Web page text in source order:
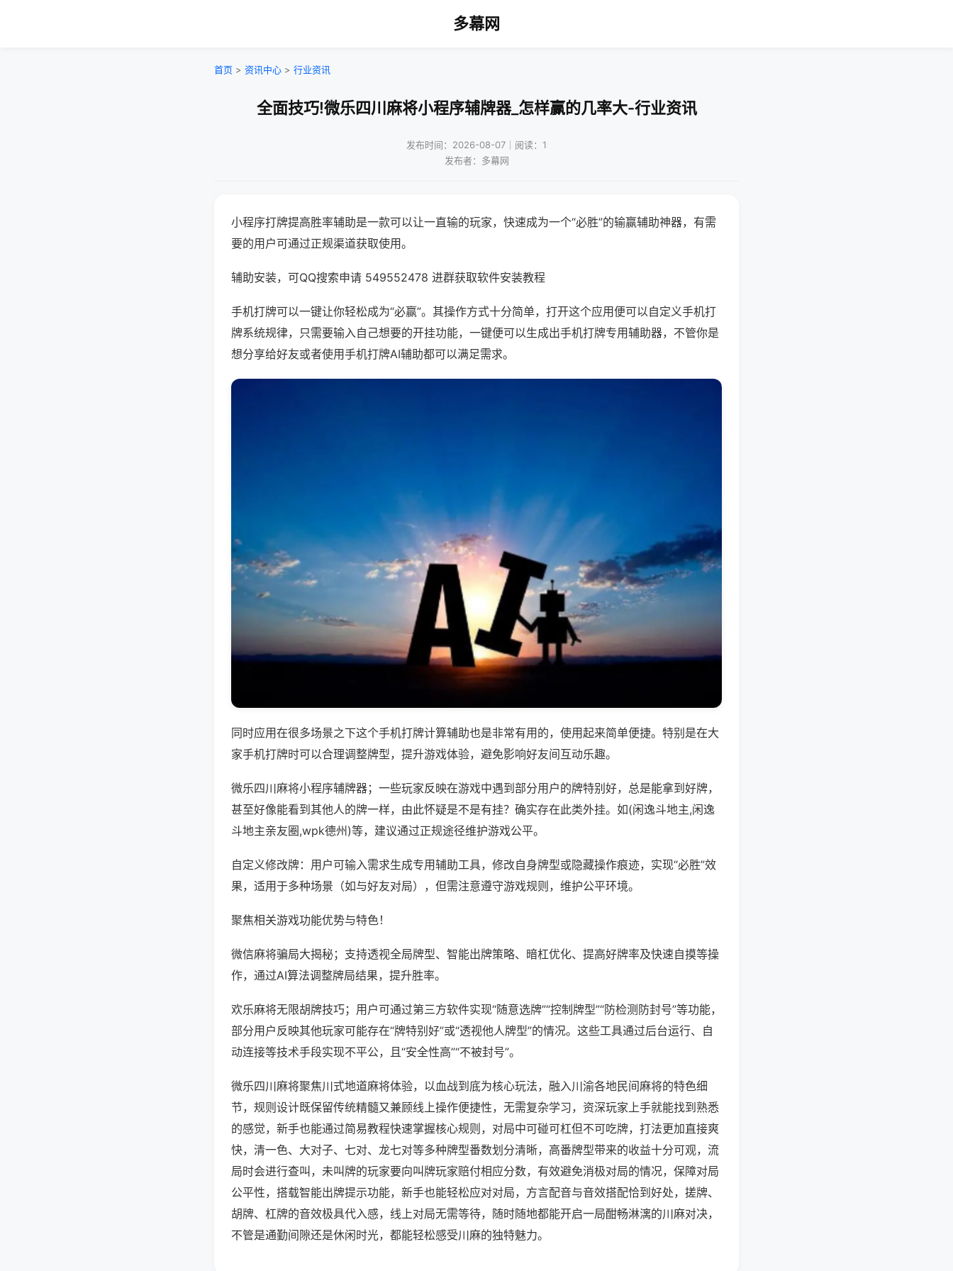
多幕网
首页 > 资讯中心 > 行业资讯
全面技巧!微乐四川麻将小程序辅牌器_怎样赢的几率大-行业资讯
发布时间：2026-08-07｜阅读：1
发布者：多幕网
小程序打牌提高胜率辅助是一款可以让一直输的玩家，快速成为一个“必胜”的输赢辅助神器，有需
要的用户可通过正规渠道获取使用。
辅助安装，可QQ搜索申请 549552478 进群获取软件安装教程
手机打牌可以一键让你轻松成为“必赢”。其操作方式十分简单，打开这个应用便可以自定义手机打
牌系统规律，只需要输入自己想要的开挂功能，一键便可以生成出手机打牌专用辅助器，不管你是
想分享给好友或者使用手机打牌AI辅助都可以满足需求。
同时应用在很多场景之下这个手机打牌计算辅助也是非常有用的，使用起来简单便捷。特别是在大
家手机打牌时可以合理调整牌型，提升游戏体验，避免影响好友间互动乐趣。
微乐四川麻将小程序辅牌器；一些玩家反映在游戏中遇到部分用户的牌特别好，总是能拿到好牌，
甚至好像能看到其他人的牌一样，由此怀疑是不是有挂？确实存在此类外挂。如(闲逸斗地主,闲逸
斗地主亲友圈,wpk德州)等，建议通过正规途径维护游戏公平。
自定义修改牌：用户可输入需求生成专用辅助工具，修改自身牌型或隐藏操作痕迹，实现“必胜”效
果，适用于多种场景（如与好友对局），但需注意遵守游戏规则，维护公平环境。
聚焦相关游戏功能优势与特色！
微信麻将骗局大揭秘；支持透视全局牌型、智能出牌策略、暗杠优化、提高好牌率及快速自摸等操
作，通过AI算法调整牌局结果，提升胜率。
欢乐麻将无限胡牌技巧；用户可通过第三方软件实现“随意选牌”“控制牌型”“防检测防封号”等功能，
部分用户反映其他玩家可能存在“牌特别好”或“透视他人牌型”的情况。这些工具通过后台运行、自
动连接等技术手段实现不平公，且“安全性高”“不被封号”。
微乐四川麻将聚焦川式地道麻将体验，以血战到底为核心玩法，融入川渝各地民间麻将的特色细
节，规则设计既保留传统精髓又兼顾线上操作便捷性，无需复杂学习，资深玩家上手就能找到熟悉
的感觉，新手也能通过简易教程快速掌握核心规则，对局中可碰可杠但不可吃牌，打法更加直接爽
快，清一色、大对子、七对、龙七对等多种牌型番数划分清晰，高番牌型带来的收益十分可观，流
局时会进行查叫，未叫牌的玩家要向叫牌玩家赔付相应分数，有效避免消极对局的情况，保障对局
公平性，搭载智能出牌提示功能，新手也能轻松应对对局，方言配音与音效搭配恰到好处，搓牌、
胡牌、杠牌的音效极具代入感，线上对局无需等待，随时随地都能开启一局酣畅淋漓的川麻对决，
不管是通勤间隙还是休闲时光，都能轻松感受川麻的独特魅力。